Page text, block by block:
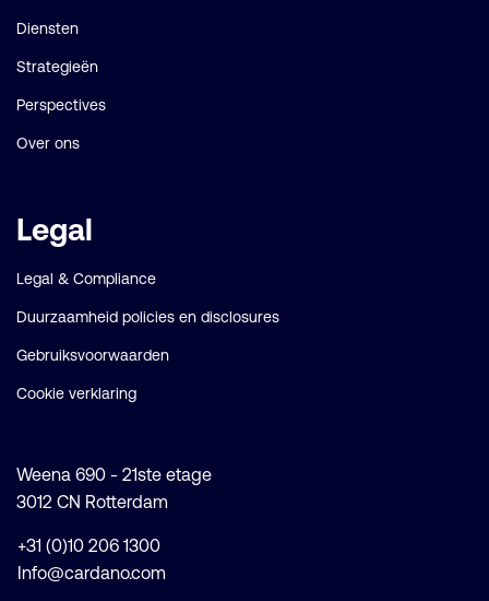
Diensten
Strategieën
Perspectives
Over ons
Legal
Legal & Compliance
Duurzaamheid policies en disclosures
Gebruiksvoorwaarden
Cookie verklaring
Weena 690 - 21ste etage
3012 CN Rotterdam
+31 (0)10 206 1300
Info@cardano.com